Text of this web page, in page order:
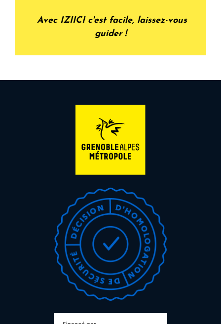
Avec IZIICI c'est facile, laissez-vous
guider !